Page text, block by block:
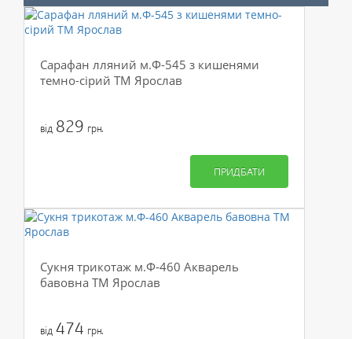
Сарафан лляний м.Ф-545 з кишенями
темно-сірий ТМ Ярослав
від 829 грн.
ПРИДБАТИ
Сукня трикотаж м.Ф-460 Акварель
бавовна ТМ Ярослав
від 474 грн.